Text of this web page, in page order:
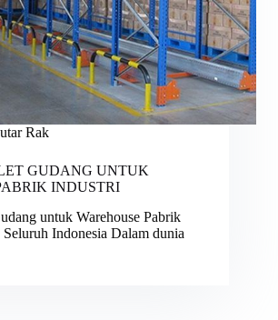
Rak
GUDANG UNTUK
INDUSTRI
untuk Warehouse Pabrik
Indonesia Dalam dunia